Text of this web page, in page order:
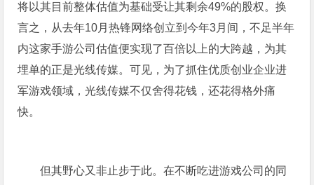
将以其目前整体估值为基础受让其剩余49%的股权。换
言之，从去年10月热锋网络创立到今年3月间，不足半年
内这家手游公司估值便实现了百倍以上的大跨越，为其
埋单的正是光线传媒。可见，为了抓住优质创业企业进
军游戏领域，光线传媒不仅舍得花钱，还花得格外痛
快。
但其野心又非止步于此。在不断吃进游戏公司的同